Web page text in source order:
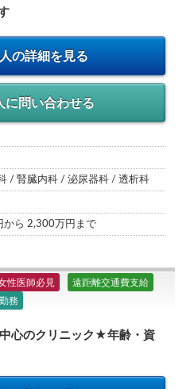
の詳細を見る
に問い合わせる
/ 腎臓内科 / 泌尿器科 / 透析科
から 2,300万円まで
性医師必見
遠距離交通費支給
務
心のクリニック★年齢・資